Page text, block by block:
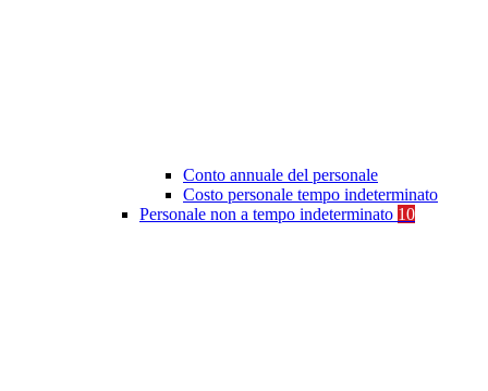
Conto annuale del personale
Costo personale tempo indeterminato
Personale non a tempo indeterminato 10